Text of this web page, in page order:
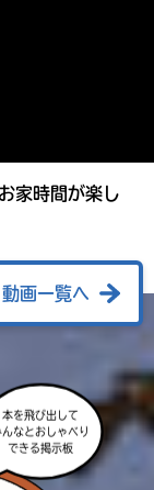
家時間が楽し
動画一覧へ
本を飛び出して
んなとおしゃべり
できる掲示板